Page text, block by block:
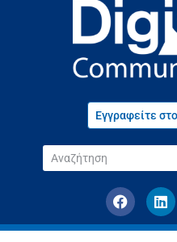
Εγγραφείτε